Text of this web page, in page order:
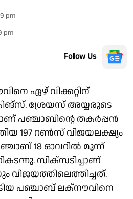
pm
pm
Follow Us
ഏഴ് വിക്കറ്റിന്
ശ്രേയസ് അയ്യരുടെ
പഞ്ചാബിന്റെ തകർപ്പൻ
197 റൺസ് വിജയലക്ഷ്യം
18 ഓവറില്‍ മൂന്ന്
സിക്‌സടിച്ചാണ്
പഞ്ചാബ് ലക്നൗവിനെ